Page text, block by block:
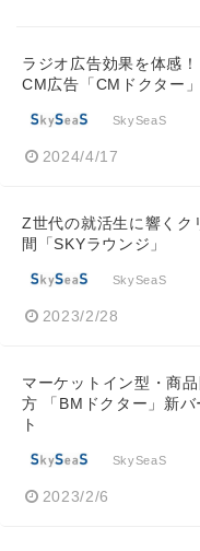
ラジオ広告効果を体感
CM広告「CMドクター」
SkySeaS
2024/4/17
Z世代の就活生に響くク
間「SKYラウンジ」
SkySeaS
2023/2/28
マーケットイン型・商
方 「BMドクター」新バ
ト
SkySeaS
2023/2/6